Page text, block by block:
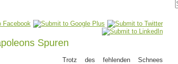
Spuren
Trotz des fehlenden Schnees